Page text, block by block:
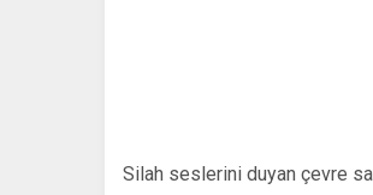
Silah seslerini duyan çevre